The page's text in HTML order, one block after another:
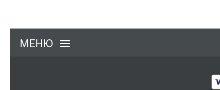
МЕНЮ